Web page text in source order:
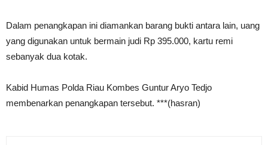
Dalam penangkapan ini diamankan barang bukti antara lain, uang
yang digunakan untuk bermain judi Rp 395.000, kartu remi
sebanyak dua kotak.
Kabid Humas Polda Riau Kombes Guntur Aryo Tedjo
membenarkan penangkapan tersebut. ***(hasran)